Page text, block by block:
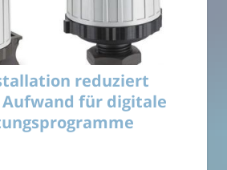
reduziert
für digitale